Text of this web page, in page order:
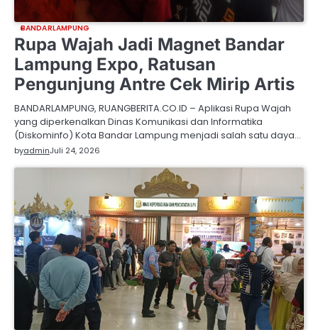
BANDARLAMPUNG
Rupa Wajah Jadi Magnet Bandar
Lampung Expo, Ratusan
Pengunjung Antre Cek Mirip Artis
BANDARLAMPUNG, RUANGBERITA.CO.ID – Aplikasi Rupa Wajah
yang diperkenalkan Dinas Komunikasi dan Informatika
(Diskominfo) Kota Bandar Lampung menjadi salah satu daya…
byadminJuli 24, 2026